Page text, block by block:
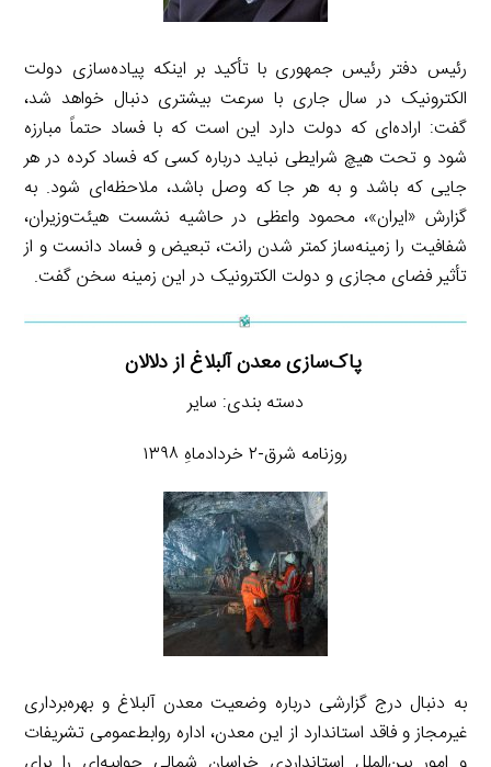
رئیس دفتر رئیس جمهوری با تأکید بر اینکه پیاده‌سازی دولت
الکترونیک در سال جاری با سرعت بیشتری دنبال خواهد شد،
گفت: اراده‌ای که دولت دارد این است که با فساد حتماً مبارزه
شود و تحت هیچ شرایطی نباید درباره کسی که فساد کرده در هر
جایی که باشد و به هر جا که وصل باشد، ملاحظه‌ای شود. به
گزارش «ایران»، محمود واعظی در حاشیه نشست هیئت‌وزیران،
شفافیت را زمینه‌ساز کمتر شدن رانت، تبعیض و فساد دانست و از
تأثیر فضای مجازی و دولت الکترونیک در این زمینه سخن گفت.
پاک‌سازی معدن آلبلاغ از دلالان
دسته بندی: سایر
روزنامه شرق-۲ خردادماهِ ۱۳۹۸
به دنبال درج گزارشی درباره وضعیت معدن آلبلاغ و بهره‌برداری
غیرمجاز و فاقد استاندارد از این معدن، اداره روابط‌عمومی تشریفات